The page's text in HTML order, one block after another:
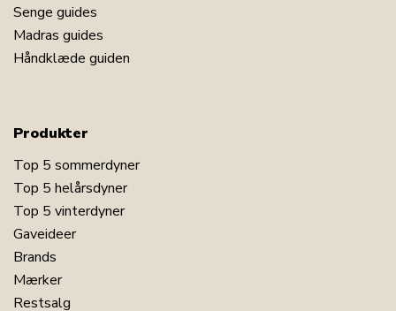
Senge guides
Madras guides
Håndklæde guiden
Produkter
Top 5 sommerdyner
Top 5 helårsdyner
Top 5 vinterdyner
Gaveideer
Brands
Mærker
Restsalg